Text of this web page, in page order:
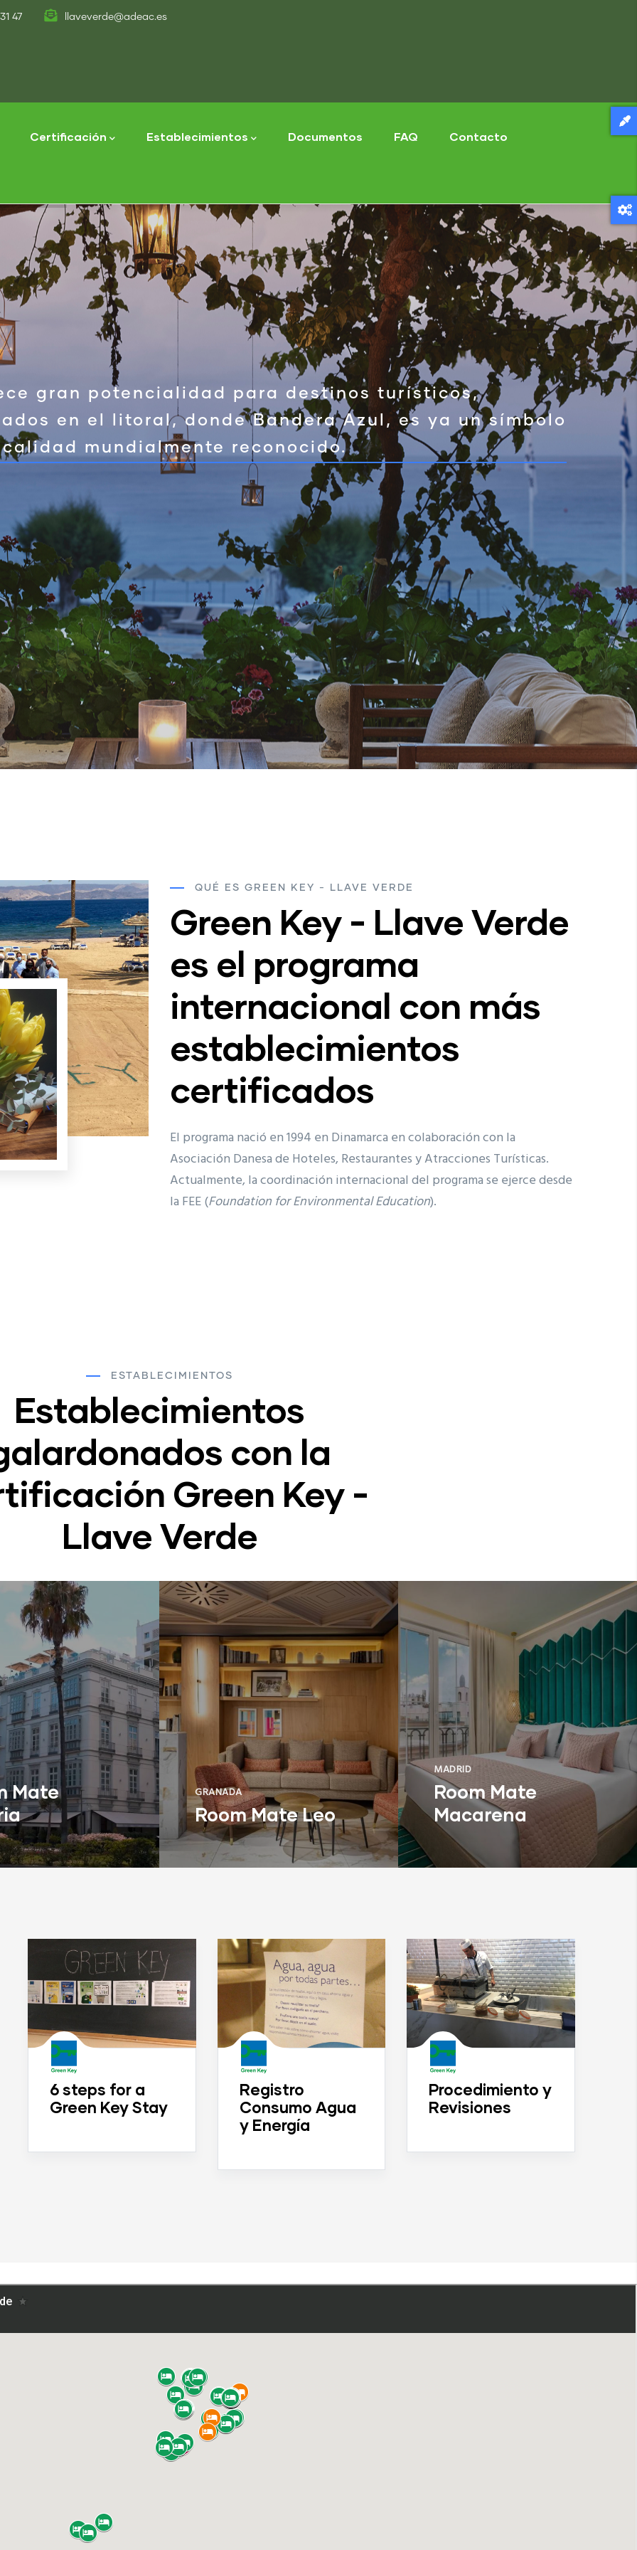
47 llaveverde@adeac.es
Certificación Establecimientos Documentos FAQ Contacto
gran potencialidad para destinos turísticos,
en el litoral, donde Bandera Azul, es ya un símbolo
mundialmente reconocido.
QUÉ ES GREEN KEY - LLAVE VERDE
Green Key - Llave Verde
es el programa
internacional con más
establecimientos
certificados
El programa nació en 1994 en Dinamarca en colaboración con la
Asociación Danesa de Hoteles, Restaurantes y Atracciones Turísticas.
Actualmente, la coordinación internacional del programa se ejerce desde
la FEE (Foundation for Environmental Education).
ESTABLECIMIENTOS
Establecimientos
con la
Green Key -
Llave Verde
Mate
GRANADA
Room Mate Leo
MADRID
Room Mate
Macarena
6 steps for a
Green Key Stay
Registro
Consumo Agua
y Energía
Procedimiento y
Revisiones